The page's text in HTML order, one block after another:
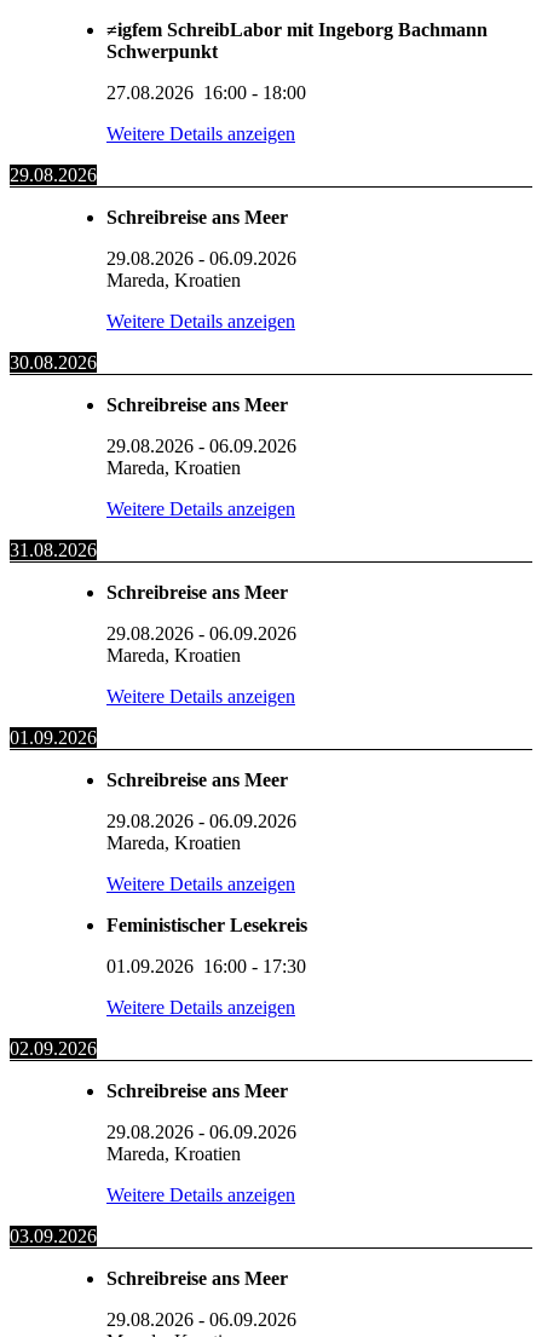
≠igfem SchreibLabor mit Ingeborg Bachmann
Schwerpunkt
27.08.2026 16:00 - 18:00
Weitere Details anzeigen
29.08.2026
Schreibreise ans Meer
29.08.2026 - 06.09.2026
Mareda, Kroatien
Weitere Details anzeigen
30.08.2026
Schreibreise ans Meer
29.08.2026 - 06.09.2026
Mareda, Kroatien
Weitere Details anzeigen
31.08.2026
Schreibreise ans Meer
29.08.2026 - 06.09.2026
Mareda, Kroatien
Weitere Details anzeigen
01.09.2026
Schreibreise ans Meer
29.08.2026 - 06.09.2026
Mareda, Kroatien
Weitere Details anzeigen
Feministischer Lesekreis
01.09.2026 16:00 - 17:30
Weitere Details anzeigen
02.09.2026
Schreibreise ans Meer
29.08.2026 - 06.09.2026
Mareda, Kroatien
Weitere Details anzeigen
03.09.2026
Schreibreise ans Meer
29.08.2026 - 06.09.2026